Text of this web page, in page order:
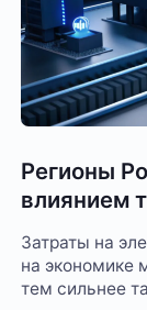
Регионы
влиянием
Затраты на
на экономике
тем сильнее